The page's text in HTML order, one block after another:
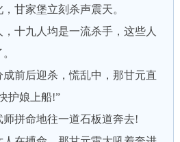
家堡立刻杀声震天。
九人均是一流杀手，这些人
前后迎杀，慌乱中，那甘元直
护娘上船!”
拼命地往一道石板道奔去!